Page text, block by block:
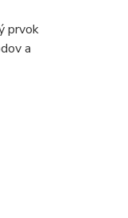
prvok
a